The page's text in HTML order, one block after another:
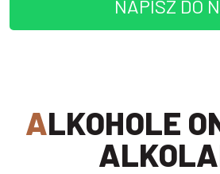
NAPISZ DO
ALKOHOLE ONLINE W